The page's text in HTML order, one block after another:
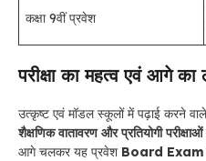
कक्षा 9वीं प्रवेश
परीक्षा का महत्व एवं आगे का
उत्कृष्ट एवं मॉडल स्कूलों में पढ़ाई करने वाले
शैक्षणिक वातावरण और प्रतियोगी
आगे चलकर यह प्रवेश Board